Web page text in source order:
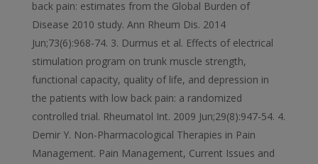
back pain: estimates from the Global Burden of
Disease 2010 study. Ann Rheum Dis. 2014
Jun;73(6):968-74. 3. Durmus et al. Effects of electrical
stimulation program on trunk muscle strength,
functional capacity, quality of life, and depression in
the patients with low back pain: a randomized
controlled trial. Rheumatol Int. 2009 Jun;29(8):947-54. 4.
Demir Y. Non-Pharmacological Therapies in Pain
Management. Pain Management, Current Issues and